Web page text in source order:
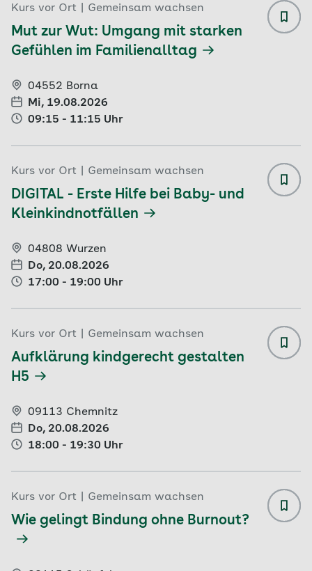
Kurs vor Ort Gemeinsam wachsen
Mut zur Wut: Umgang mit starken
Gefühlen im Familienalltag
04552 Borna
Mi, 19.08.2026
09:15 - 11:15 Uhr
Mut
Kurs vor Ort Gemeinsam wachsen
DIGITAL - Erste Hilfe bei Baby- und
Kleinkindnotfällen
04808 Wurzen
Do, 20.08.2026
17:00 - 19:00 Uhr
Kurs vor Ort Gemeinsam wachsen
Aufklärung kindgerecht gestalten
H5
09113 Chemnitz
Do, 20.08.2026
18:00 - 19:30 Uhr
Kurs vor Ort Gemeinsam wachsen
Wie gelingt Bindung ohne Burnout?
Wie